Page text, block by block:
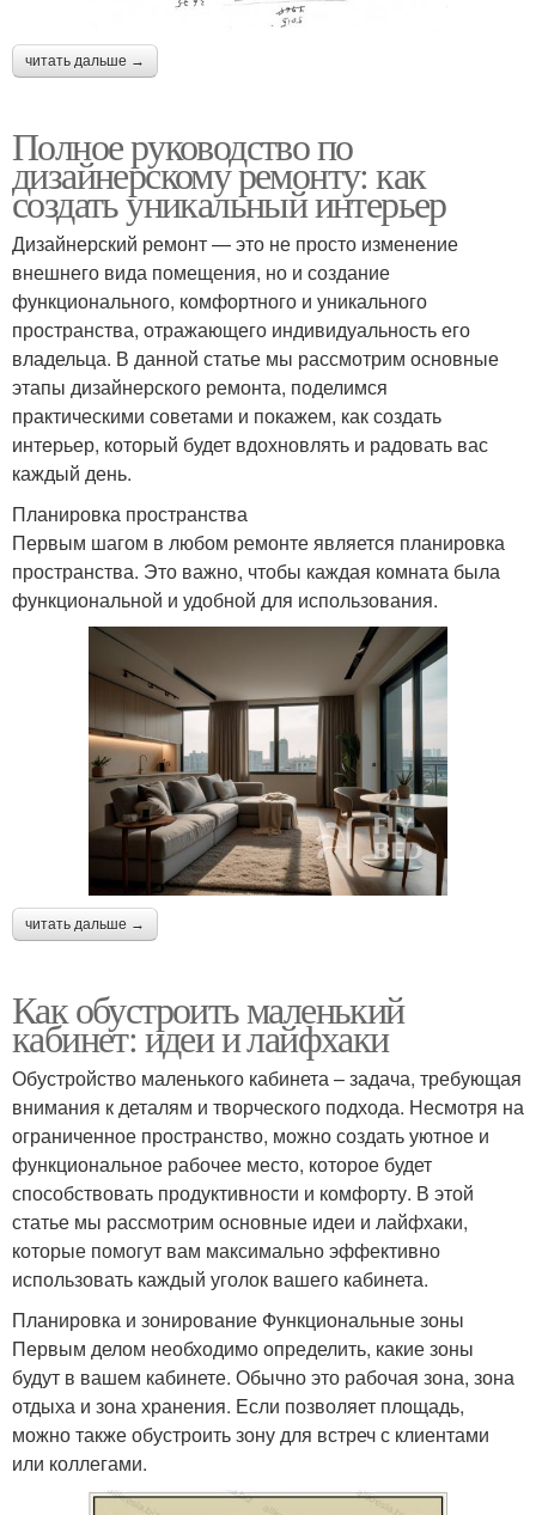
читать дальше →
Полное руководство по
дизайнерскому ремонту: как
создать уникальный интерьер
Дизайнерский ремонт — это не просто изменение
внешнего вида помещения, но и создание
функционального, комфортного и уникального
пространства, отражающего индивидуальность его
владельца. В данной статье мы рассмотрим основные
этапы дизайнерского ремонта, поделимся
практическими советами и покажем, как создать
интерьер, который будет вдохновлять и радовать вас
каждый день.
Планировка пространства
Первым шагом в любом ремонте является планировка
пространства. Это важно, чтобы каждая комната была
функциональной и удобной для использования.
читать дальше →
Как обустроить маленький
кабинет: идеи и лайфхаки
Обустройство маленького кабинета – задача, требующая
внимания к деталям и творческого подхода. Несмотря на
ограниченное пространство, можно создать уютное и
функциональное рабочее место, которое будет
способствовать продуктивности и комфорту. В этой
статье мы рассмотрим основные идеи и лайфхаки,
которые помогут вам максимально эффективно
использовать каждый уголок вашего кабинета.
Планировка и зонирование Функциональные зоны
Первым делом необходимо определить, какие зоны
будут в вашем кабинете. Обычно это рабочая зона, зона
отдыха и зона хранения. Если позволяет площадь,
можно также обустроить зону для встреч с клиентами
или коллегами.